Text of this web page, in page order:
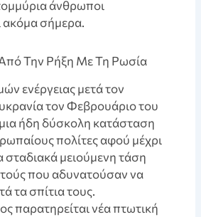
άνθρωποι
ακόμα σήμερα.
Την Ρήξη Με Τη Ρωσία
ενέργειας μετά τον
τον Φεβρουάριο του
μια ήδη δύσκολη κατάσταση
πολίτες αφού μέχρι
σταδιακά μειούμενη τάση
που αδυνατούσαν να
τα σπίτια τους.
παρατηρείται νέα πτωτική